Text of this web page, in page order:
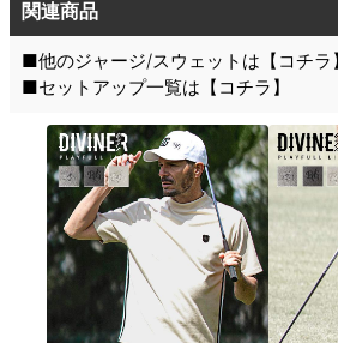
関連商品
■他のジャージ/スウェットは【 コチラ 】
■セットアップ一覧は【 コチラ 】